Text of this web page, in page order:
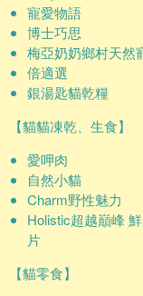
寵愛物語
博士巧思
梅亞奶奶鄉村天然
倍適選
銀湯匙貓乾糧
【貓貓凍乾、生食】
愛呷肉
自然小貓
Charm野性魅力
Holistic超越巔峰
片
【貓零食】